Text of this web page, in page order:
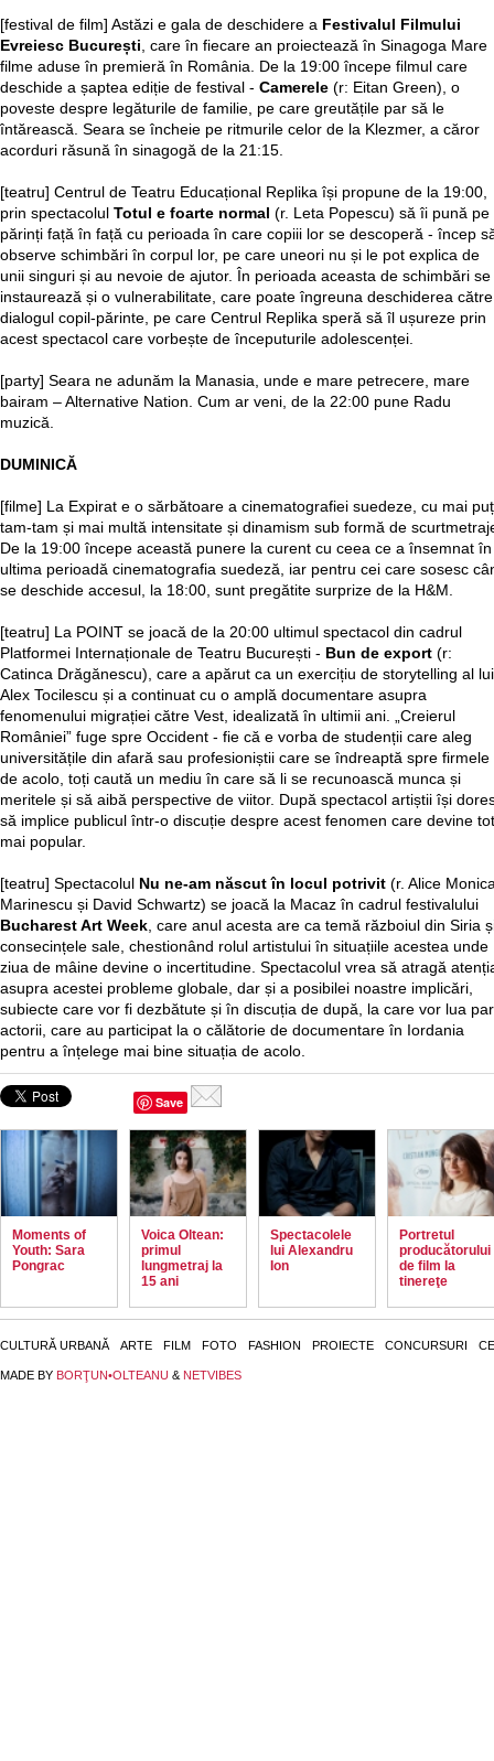
[festival de film] Astăzi e gala de deschidere a Festivalul Filmului
Evreiesc București, care în fiecare an proiectează în Sinagoga Mare
filme aduse în premieră în România. De la 19:00 începe filmul care
deschide a șaptea ediție de festival - Camerele (r: Eitan Green), o
poveste despre legăturile de familie, pe care greutățile par să le
întărească. Seara se încheie pe ritmurile celor de la Klezmer, a căror
acorduri răsună în sinagogă de la 21:15.
[teatru] Centrul de Teatru Educațional Replika își propune de la 19:00,
prin spectacolul Totul e foarte normal (r. Leta Popescu) să îi pună pe
părinți față în față cu perioada în care copiii lor se descoperă - încep
observe schimbări în corpul lor, pe care uneori nu și le pot explica de
unii singuri și au nevoie de ajutor. În perioada aceasta de schimbări se
instaurează și o vulnerabilitate, care poate îngreuna deschiderea către
dialogul copil-părinte, pe care Centrul Replika speră să îl ușureze prin
acest spectacol care vorbește de începuturile adolescenței.
[party] Seara ne adunăm la Manasia, unde e mare petrecere, mare
bairam – Alternative Nation. Cum ar veni, de la 22:00 pune Radu
muzică.
DUMINICĂ
[filme] La Expirat e o sărbătoare a cinematografiei suedeze, cu mai
tam-tam și mai multă intensitate și dinamism sub formă de
De la 19:00 începe această punere la curent cu ceea ce a însemnat în
ultima perioadă cinematografia suedeză, iar pentru cei care sosesc
se deschide accesul, la 18:00, sunt pregătite surprize de la H&M.
[teatru] La POINT se joacă de la 20:00 ultimul spectacol din cadrul
Platformei Internaționale de Teatru București - Bun de export (r:
Catinca Drăgănescu), care a apărut ca un exercițiu de storytelling al lui
Alex Tocilescu și a continuat cu o amplă documentare asupra
fenomenului migrației către Vest, idealizată în ultimii ani. „Creierul
României” fuge spre Occident - fie că e vorba de studenții care aleg
universitățile din afară sau profesioniștii care se îndreaptă spre firmele
de acolo, toți caută un mediu în care să li se recunoască munca și
meritele și să aibă perspective de viitor. După spectacol artiștii își
să implice publicul într-o discuție despre acest fenomen care devine tot
mai popular.
[teatru] Spectacolul Nu ne-am născut în locul potrivit (r. Alice
Marinescu și David Schwartz) se joacă la Macaz în cadrul festivalului
Bucharest Art Week, care anul acesta are ca temă războiul din Siria
consecințele sale, chestionând rolul artistului în situațiile acestea unde
ziua de mâine devine o incertitudine. Spectacolul vrea să atragă
asupra acestei probleme globale, dar și a posibilei noastre implicări,
subiecte care vor fi dezbătute și în discuția de după, la care vor lua
actorii, care au participat la o călătorie de documentare în Iordania
pentru a înțelege mai bine situația de acolo.
Save
Moments of
Youth: Sara
Pongrac
Voica Oltean:
primul
lungmetraj la
15 ani
Spectacolele
lui Alexandru
Ion
Portretul
producătorului
de film la
tinereţe
CULTURĂ URBANĂ ARTE FILM FOTO FASHION PROIECTE CONCURSURI
MADE BY BORŢUN•OLTEANU & NETVIBES